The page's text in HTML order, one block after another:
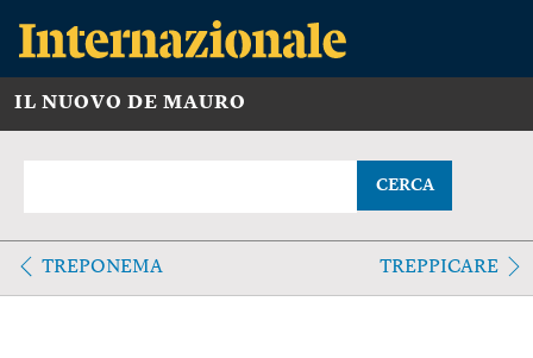
IL NUOVO DE MAURO
CERCA
TREPONEMA TREPPICARE